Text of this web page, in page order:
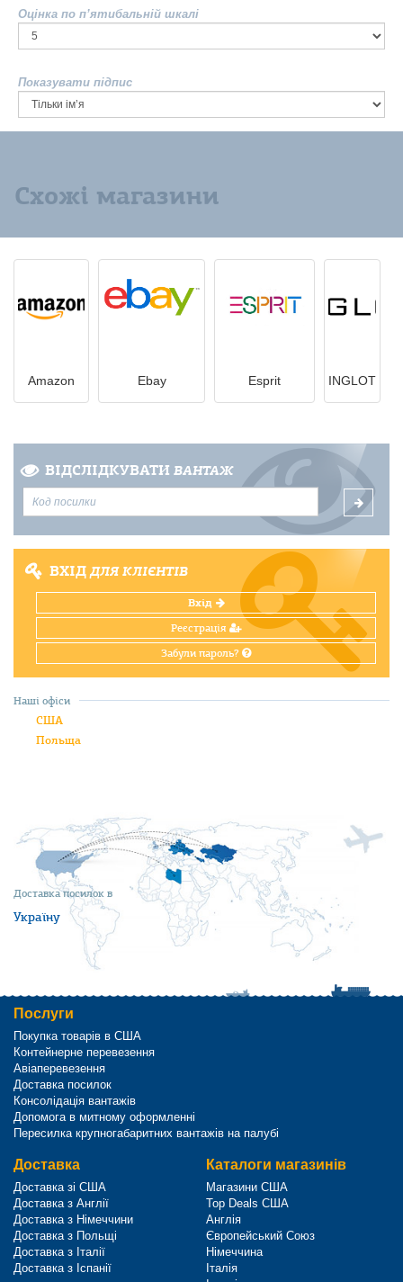
Оцінка по п’ятибальній шкалі
Показувати підпис
Схожі магазини
Amazon Ebay Esprit INGLOT
ВІДСЛІДКУВАТИ ВАНТАЖ
ВХІДДЛЯ КЛІЄНТІВ
Вхід
Реєстрація
Забули пароль?
Доставка посилок в
Україну
Наші офіси
США
Польща
Послуги
Покупка товарів в США
Контейнерне перевезення
Авіаперевезення
Доставка посилок
Консолідація вантажів
Допомога в митному оформленні
Пересилка крупногабаритних вантажів на палубі
Доставка
Доставка зі США
Доставка з Англії
Доставка з Німеччини
Доставка з Польщі
Доставка з Італії
Доставка з Іспанії
Каталоги магазинів
Магазини США
Top Deals США
Англія
Європейський Союз
Німеччина
Італія